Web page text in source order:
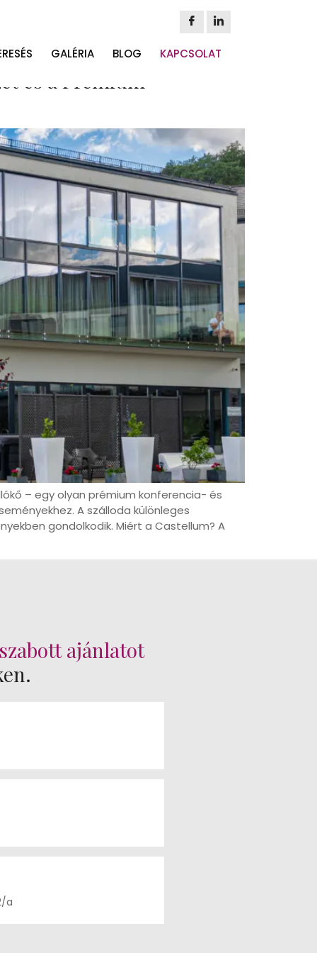
GALÉRIA BLOG KAPCSOLAT
és a Prémium
– egy olyan prémium konferencia- és
A szálloda különleges
gondolkodik. Miért a Castellum? A
ajánlatot
a